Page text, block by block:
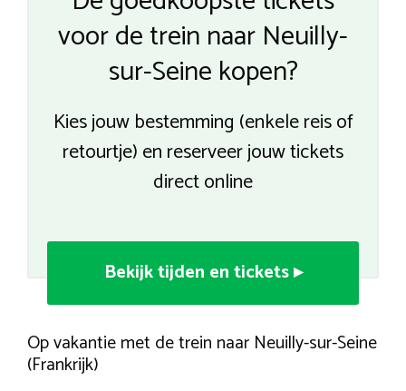
voor de trein naar Neuilly-
sur-Seine kopen?
Kies jouw bestemming (enkele reis of
retourtje) en reserveer jouw tickets
direct online
Bekijk tijden en tickets ▸
Op vakantie met de trein naar Neuilly-sur-Seine
(Frankrijk)